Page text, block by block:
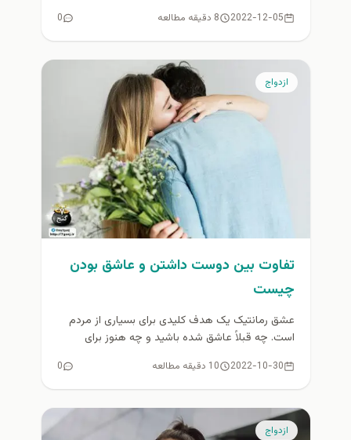
2022-12-05 8 دقیقه مطالعه 0
ازدواج
تفاوت بین دوست داشتن و عاشق بودن
چیست
عشق رمانتیک یک هدف کلیدی برای بسیاری از مردم
است. چه قبلاً عاشق شده باشید و چه هنوز برای
2022-10-30 10 دقیقه مطالعه 0
ازدواج